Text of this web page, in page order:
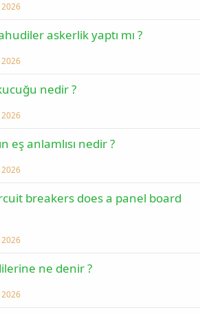
askerlik yaptı mı ?
nedir ?
eş anlamlısı nedir ?
breakers does a panel board
ne denir ?